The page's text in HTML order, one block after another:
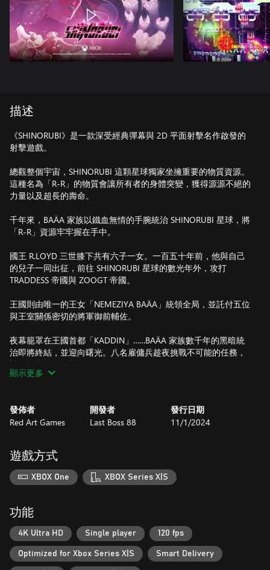
描述
《SHINORUBI》是一款深受經典彈幕與 2D 平面射擊名作啟發的
射擊遊戲。
總觀整個宇宙，SHINORUBI 這顆星球獨家坐擁重要的物質資源。
這種名為「R-R」的物質會讓所有者的身體突變，獲得源源不絕的
力量以及超長的壽命。
千年來，BAÄA 家族以鐵血無情的手腕統治 SHINORUBI 星球，將
「R-R」資源牢牢握在手中。
國王 R.LOYD 三世膝下共有六子一女。一百五十年前，他與自己
的兒子一同出征，前往 SHINORUBI 星球的數光年外，攻打
TRADDESS 帝國與 ZOOGT 帝國。
王國則由唯一的王女「NEMEZIYA BAÄA」統領全局，並託付五位
與王室關係密切的將軍御前輔佐。
夜幕籠罩在王國首都「KADDIN」……BAÄA 家族數千年的黑暗統
治即將終結，並迎向曙光。八名雇傭兵趁夜挑戰不可能的任務，
試圖推翻王國政權。
玩再玩。
準己方的無數飛彈與子彈，並摧毀沿途所有阻礙，朝目標前進。
唯一的原則就是不要死，並推翻 BAÄA 王國。
遊戲特色：
遊戲畫面以 HD Graphics 驅動，帶玩家暢遊 5 個精美場景，在充
滿未來感的森林、軍事基地以及暴風雨的天空來回穿梭。
-5 種不同難度，從超級簡單到超級困難，有各種關卡等玩家來挑
戰！
顯示更多
發佈者
Red Art Games
開發者
Last Boss 88
發行日期
11/1/2024
遊戲方式
XBOX One XBOX Series X|S
功能
4K Ultra HD Single player 120 fps
Optimized for Xbox Series X|S Smart Delivery